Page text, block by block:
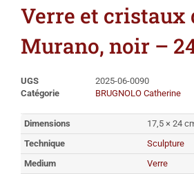
Verre et cristaux
Murano, noir –
UGS
2025-06-0090
Catégorie
BRUGNOLO Catherine
Dimensions
17,5 × 24
Technique
Sculpture
Medium
Verre